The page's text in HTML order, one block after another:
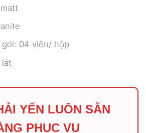
04 viên/ hộp
lát
YẾN LUÔN SẴN
PHỤC VỤ